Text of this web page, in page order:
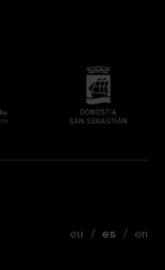
eu es en